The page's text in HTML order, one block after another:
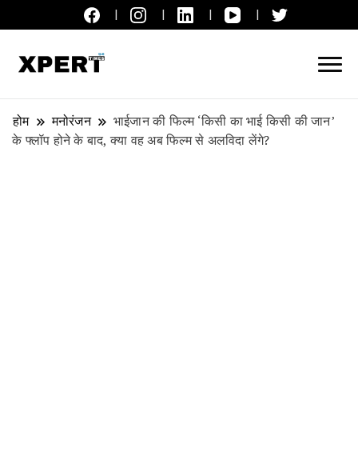
होम मनोरंजन
भाईजान की फिल्म ‘किसी का भाई किसी की जान’
के फ्लॉप होने के बाद, क्या वह अब फिल्म‌ से अलविदा लेंगे?